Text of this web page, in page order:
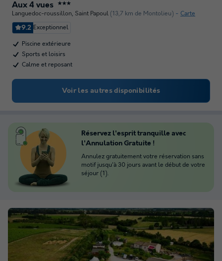
Aux 4 vues ★★★
Languedoc-roussillon, Saint Papoul (13,7 km de Montolieu) Carte
9.2 Exceptionnel
Piscine extérieure
Sports et loisirs
Calme et reposant
Voir les autres disponibilités
Réservez l'esprit tranquille avec
l'Annulation Gratuite !
Annulez gratuitement votre réservation sans
motif jusqu'à 30 jours avant le début de votre
séjour (1).